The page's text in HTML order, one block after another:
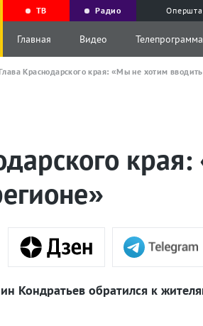
ТВ Радио
Главная Видео Телепрограмма
Краснодарского края: «Мы не хотим
Кондратьев обратился к